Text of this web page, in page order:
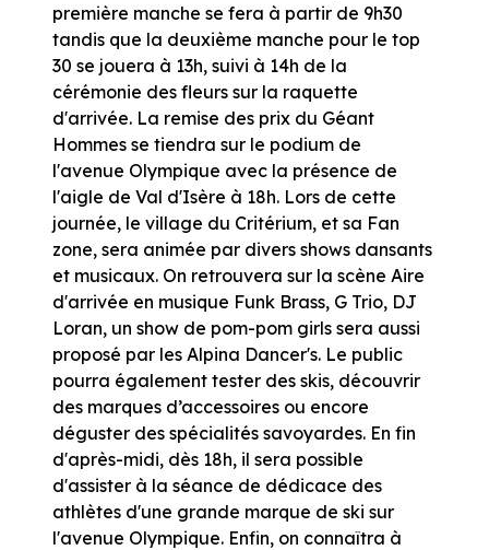
première manche se fera à partir de 9h30
tandis que la deuxième manche pour le top
30 se jouera à 13h, suivi à 14h de la
cérémonie des fleurs sur la raquette
d'arrivée. La remise des prix du Géant
Hommes se tiendra sur le podium de
l'avenue Olympique avec la présence de
l'aigle de Val d'Isère à 18h. Lors de cette
journée, le village du Critérium, et sa Fan
zone, sera animée par divers shows dansants
et musicaux. On retrouvera sur la scène Aire
d'arrivée en musique Funk Brass, G Trio, DJ
Loran, un show de pom-pom girls sera aussi
proposé par les Alpina Dancer's. Le public
pourra également tester des skis, découvrir
des marques d’accessoires ou encore
déguster des spécialités savoyardes. En fin
d'après-midi, dès 18h, il sera possible
d'assister à la séance de dédicace des
athlètes d'une grande marque de ski sur
l'avenue Olympique. Enfin, on connaîtra à